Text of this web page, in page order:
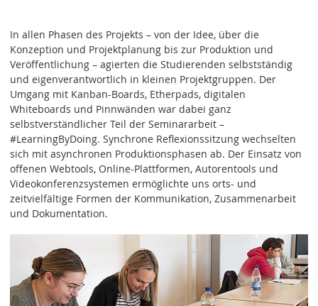
In allen Phasen des Projekts ­­– von der Idee, über die
Konzeption und Projektplanung bis zur Produktion und
Veröffentlichung – agierten die Studierenden selbstständig
und eigenverantwortlich in kleinen Projektgruppen. Der
Umgang mit Kanban-Boards, Etherpads, digitalen
Whiteboards und Pinnwänden war dabei ganz
selbstverständlicher Teil der Seminararbeit –
#LearningByDoing. Synchrone Reflexionssitzung wechselten
sich mit asynchronen Produktionsphasen ab. Der Einsatz von
offenen Webtools, Online-Plattformen, Autorentools und
Videokonferenzsystemen ermöglichte uns orts- und
zeitvielfältige Formen der Kommunikation, Zusammenarbeit
und Dokumentation.